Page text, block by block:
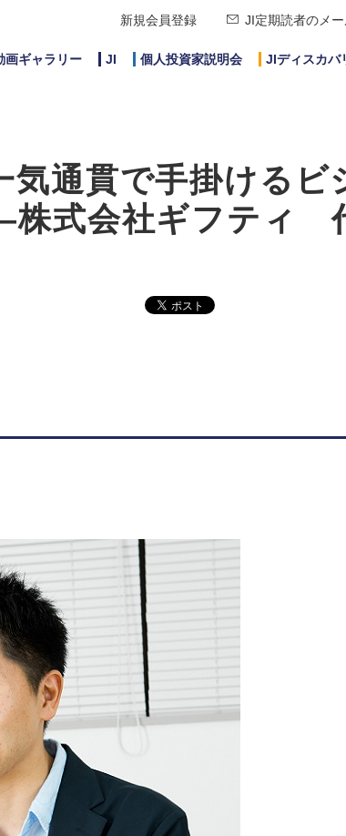
新規会員登録 JI定期読者のメ
画ギャラリー JI 個人投資家説明会 JIディスカバ
通貫で手掛けるビ
株式会社ギフティ